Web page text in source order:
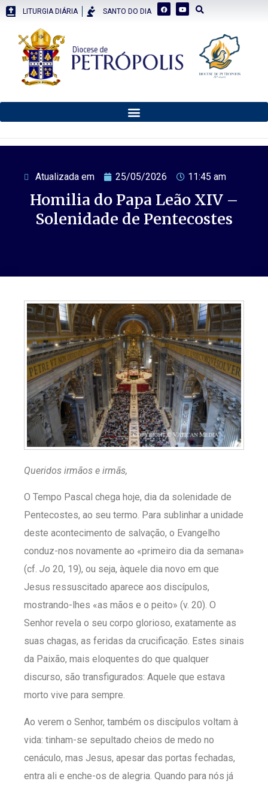
LITURGIA DIÁRIA SANTO DO DIA
Atualizada em 25/05/2026 11:45 am
Homilia do Papa Leão XIV –
Solenidade de Pentecostes
Queridos irmãos e irmãs,
O Tempo Pascal chega hoje, dia da solenidade de
Pentecostes, ao seu termo. Para sublinhar a unidade
deste acontecimento de salvação, o Evangelho
conduz-nos novamente ao «primeiro dia da semana»
(cf. Jo 20, 19), ou seja, àquele dia novo em que
Jesus ressuscitado aparece aos discípulos,
mostrando-lhes «as mãos e o peito» (v. 20). O
Senhor revela o seu corpo glorioso, exatamente as
suas chagas, as feridas da crucificação. Estes sinais
da Paixão, mais eloquentes do que qualquer
discurso, são transfigurados: Aquele que estava
morto vive para sempre.
Ao verem o Senhor, também os discípulos voltam à
vida: tinham-se sepultado cheios de medo no
cenáculo, mas Jesus, apesar das portas fechadas,
entra ali e enche-os de alegria. Quando para nós já